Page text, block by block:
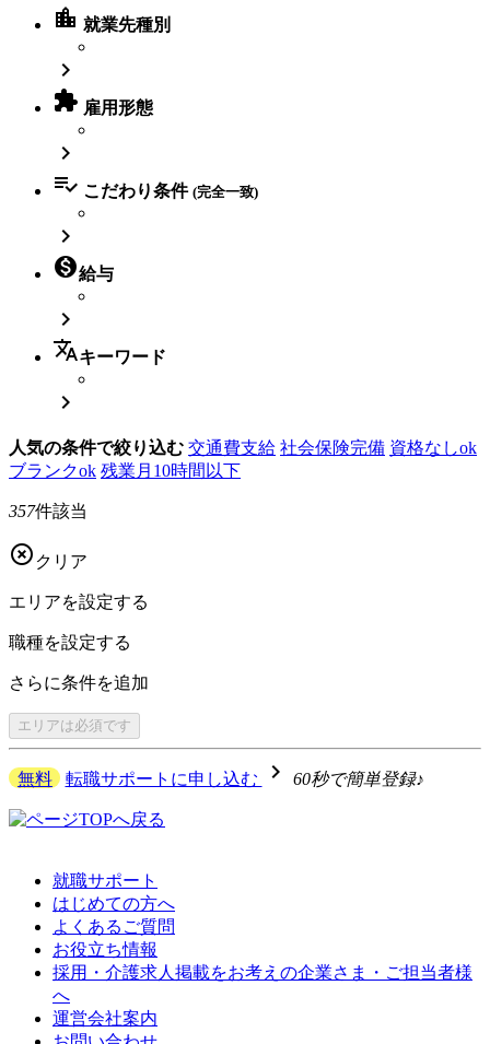
location_city 就業先種別

 雇用形態

 こだわり条件 (完全一致)

給与

translateキーワード

人気の条件で絞り込む 交通費支給 社会保険完備 資格なしok
ブランクok 残業月10時間以下
357件該当
 クリア
エリアを設定する
職種を設定する
さらに条件を追加
エリアは必須です
無料 転職サポートに申し込む navigate_next 60秒で簡単登録♪
就職サポート
はじめての方へ
よくあるご質問
お役立ち情報
採用・介護求人掲載をお考えの企業さま・ご担当者様
へ
運営会社案内